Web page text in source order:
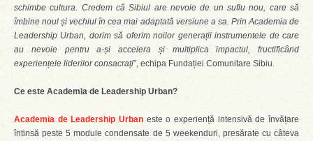
schimbe cultura. Credem că Sibiul are nevoie de un suflu nou, care să
îmbine noul și vechiul în cea mai adaptată versiune a sa. Prin Academia de
Leadership Urban, dorim să oferim noilor generații instrumentele de care
au nevoie pentru a-și accelera și multiplica impactul, fructificând
experiențele liderilor consacrați”, echipa Fundației Comunitare Sibiu.
Ce este Academia de Leadership Urban?
Academia de Leadership Urban este o experiență intensivă de învățare
întinsă peste 5 module condensate de 5 weekenduri, presărate cu câteva